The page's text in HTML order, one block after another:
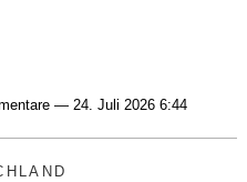
— 24. Juli 2026 6:44